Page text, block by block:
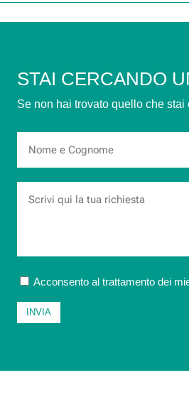
STAI CERCANDO
Se non hai trovato quello che
Acconsento al trattamento dei
INVIA